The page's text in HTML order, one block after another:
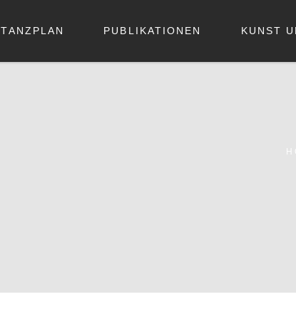
TANZPLAN PUBLIKATIONEN KUNST